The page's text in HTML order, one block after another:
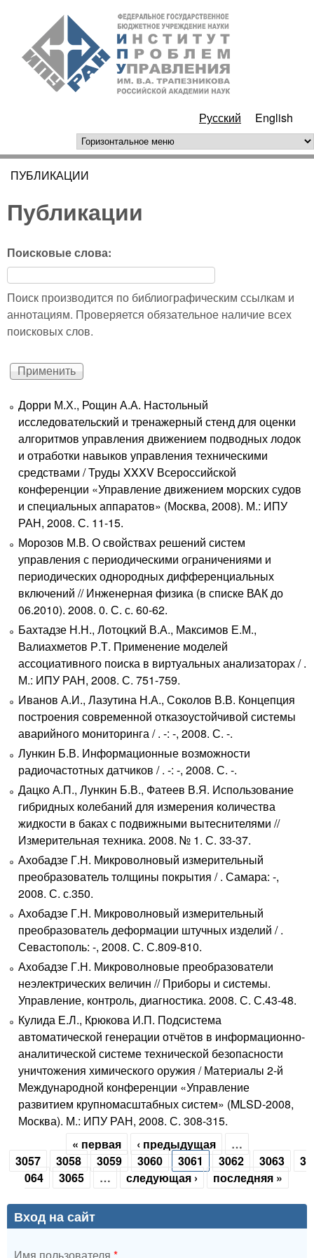
Перейти к основному
содержанию
РАН
Русский English
горизонтальное меню
Вы здесь
ПУБЛИКАЦИИ
Публикации
Поисковые слова:
Поиск производится по библиографическим ссылкам и
аннотациям. Проверяется обязательное наличие всех
поисковых слов.
Дорри М.Х., Рощин А.А. Настольный
исследовательский и тренажерный стенд для оценки
алгоритмов управления движением подводных лодок
и отработки навыков управления техническими
средствами / Труды XXXV Всероссийской
конференции «Управление движением морских судов
и специальных аппаратов» (Москва, 2008). М.: ИПУ
РАН, 2008. С. 11-15.
Морозов М.В. О свойствах решений систем
управления с периодическими ограничениями и
периодических однородных дифференциальных
включений // Инженерная физика (в списке ВАК до
06.2010). 2008. 0. С. с. 60-62.
Бахтадзе Н.Н., Лотоцкий В.А., Максимов Е.М.,
Валиахметов Р.Т. Применение моделей
ассоциативного поиска в виртуальных анализаторах / .
М.: ИПУ РАН, 2008. С. 751-759.
Иванов А.И., Лазутина Н.А., Соколов В.В. Концепция
построения современной отказоустойчивой системы
аварийного мониторинга / . -: -, 2008. С. -.
Лункин Б.В. Информационные возможности
радиочастотных датчиков / . -: -, 2008. С. -.
Дацко А.П., Лункин Б.В., Фатеев В.Я. Использование
гибридных колебаний для измерения количества
жидкости в баках с подвижными вытеснителями //
Измерительная техника. 2008. № 1. С. 33-37.
Ахобадзе Г.Н. Микроволновый измерительный
преобразователь толщины покрытия / . Самара: -,
2008. С. с.350.
Ахобадзе Г.Н. Микроволновый измерительный
преобразователь деформации штучных изделий / .
Севастополь: -, 2008. С. С.809-810.
Ахобадзе Г.Н. Микроволновые преобразователи
неэлектрических величин // Приборы и системы.
Управление, контроль, диагностика. 2008. С. С.43-48.
Кулида Е.Л., Крюкова И.П. Подсистема
автоматической генерации отчётов в информационно-
аналитической системе технической безопасности
уничтожения химического оружия / Материалы 2-й
Международной конференции «Управление
развитием крупномасштабных систем» (MLSD-2008,
Москва). М.: ИПУ РАН, 2008. С. 308-315.
Страницы
« первая ‹ предыдущая
…
3057
3058 3059 3060 3061 3062 3063
3
064
3065 … следующая › последняя »
Вход на сайт